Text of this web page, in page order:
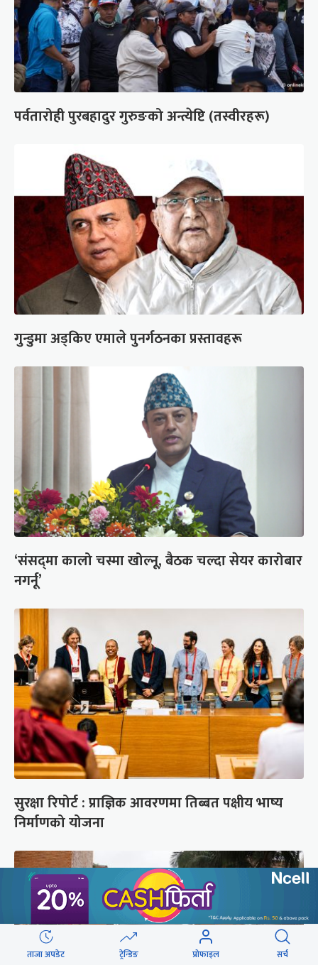
पर्वतारोही पुरबहादुर गुरुङको अन्त्येष्टि (तस्वीरहरू)
गुन्डुमा अड्किए एमाले पुनर्गठनका प्रस्तावहरू
‘संसद्‍मा कालो चस्मा खोल्नू, बैठक चल्दा सेयर कारोबार
नगर्नू’
सुरक्षा रिपोर्ट : प्राज्ञिक आवरणमा तिब्बत पक्षीय भाष्य
निर्माणको योजना
ताजा अपडेट ट्रेन्डिङ प्रोफाइल सर्च